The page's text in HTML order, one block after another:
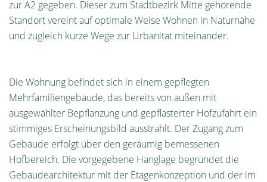
zur A2 gegeben. Dieser zum Stadtbezirk Mitte gehörende
Standort vereint auf optimale Weise Wohnen in Naturnähe
und zugleich kurze Wege zur Urbanität miteinander.
Die Wohnung befindet sich in einem gepflegten
Mehrfamiliengebäude, das bereits von außen mit
ausgewählter Bepflanzung und gepflasterter Hofzufahrt ein
stimmiges Erscheinungsbild ausstrahlt. Der Zugang zum
Gebäude erfolgt über den geräumig bemessenen
Hofbereich. Die vorgegebene Hanglage begründet die
Gebäudearchitektur mit der Etagenkonzeption und der im